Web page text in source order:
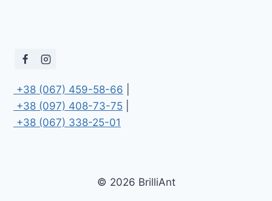
+38 (067) 459-58-66
+38 (097) 408-73-75
+38 (067) 338-25-01
© 2026 BrilliAnt